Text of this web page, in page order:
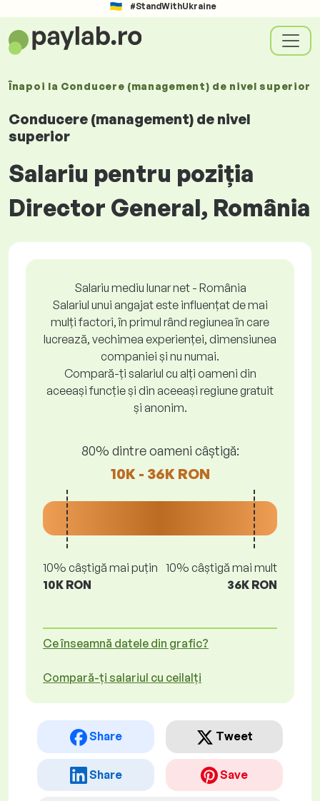
#StandWithUkraine
Înapoi la Conducere (management) de nivel superior
Conducere (management) de nivel
superior
Salariu pentru poziția
Director General, România
Salariu mediu lunar net - România
Salariul unui angajat este influențat de mai
mulți factori, în primul rând regiunea în care
lucrează, vechimea experienței, dimensiunea
companiei și nu numai.
Compară-ți salariul cu alți oameni din
aceeași funcție și din aceeași regiune gratuit
și anonim.
80% dintre oameni câștigă:
10K - 36K RON
10% câștigă mai puțin
10K RON
10% câștigă mai mult
36K RON
Ce înseamnă datele din grafic?
Compară-ți salariul cu ceilalți
Share Tweet
Share Save